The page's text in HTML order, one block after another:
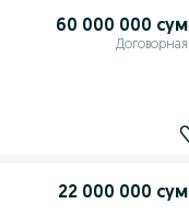
60 000 000 сум
Договорная
22 000 000 сум